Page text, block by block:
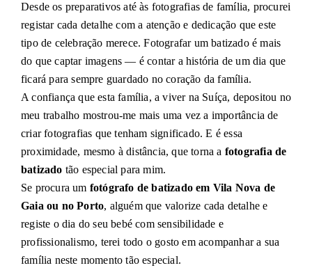
Desde os preparativos até às fotografias de família, procurei
registar cada detalhe com a atenção e dedicação que este
tipo de celebração merece. Fotografar um batizado é mais
do que captar imagens — é contar a história de um dia que
ficará para sempre guardado no coração da família.
A confiança que esta família, a viver na Suíça, depositou no
meu trabalho mostrou-me mais uma vez a importância de
criar fotografias que tenham significado. E é essa
proximidade, mesmo à distância, que torna a fotografia de
batizado tão especial para mim.
Se procura um fotógrafo de batizado em Vila Nova de
Gaia ou no Porto, alguém que valorize cada detalhe e
registe o dia do seu bebé com sensibilidade e
profissionalismo, terei todo o gosto em acompanhar a sua
família neste momento tão especial.